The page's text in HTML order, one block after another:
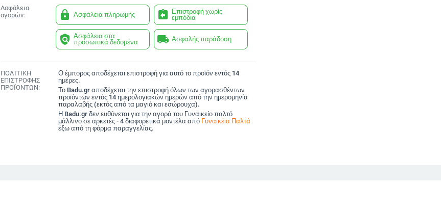
Ασφάλεια
αγορών:
lock Ασφάλεια πληρωμής assignment_return Επιστροφή χωρίς
εμπόδια
policy Ασφάλεια στα
προσωπικά δεδομένα
local_shipping Ασφαλής παράδοση
ΠΟΛΙΤΙΚΗ
ΕΠΙΣΤΡΟΦΗΣ
ΠΡΟΪΟΝΤΩΝ:
Ο έμπορος αποδέχεται επιστροφή για αυτό το προϊόν εντός 14
ημέρες.
Το Badu.gr αποδέχεται την επιστροφή όλων των αγορασθέντων
προϊόντων εντός 14 ημερολογιακών ημερών από την ημερομηνία
παραλαβής (εκτός από τα μαγιό και εσώρουχα).
Η Badu.gr δεν ευθύνεται για την αγορά του Γυναικείο παλτό
μάλλινο σε αρκετές - 4 διαφορετικά μοντέλα από Γυναικέια Παλτά
έξω από τη φόρμα παραγγελίας.